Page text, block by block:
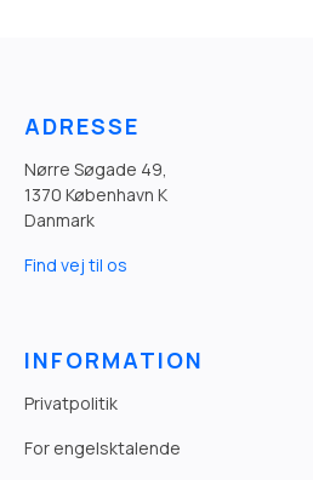
ADRESSE
Nørre Søgade 49,
1370 København K
Danmark
Find vej til os
INFORMATION
Privatpolitik
For engelsktalende